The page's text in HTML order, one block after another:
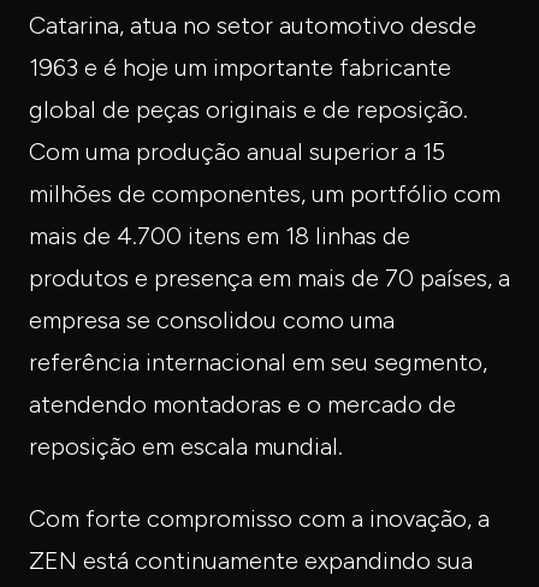
Catarina, atua no setor automotivo desde
1963 e é hoje um importante fabricante
global de peças originais e de reposição.
Com uma produção anual superior a 15
milhões de componentes, um portfólio com
mais de 4.700 itens em 18 linhas de
produtos e presença em mais de 70 países, a
empresa se consolidou como uma
referência internacional em seu segmento,
atendendo montadoras e o mercado de
reposição em escala mundial.
Com forte compromisso com a inovação, a
ZEN está continuamente expandindo sua